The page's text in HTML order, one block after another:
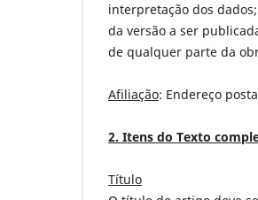
interpretação dos
da versão a ser
de qualquer parte da
Afiliação: Endereço
2. Itens do Texto
Título